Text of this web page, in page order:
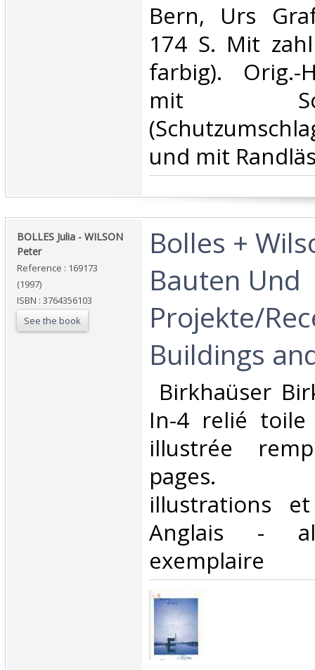
‎Bern, Urs
174 S. Mit
farbig). Orig.-
mit
und mit
‎BOLLES Julia - WILSON
Peter‎
Reference : 169173
(1997)
ISBN : 3764356103
See the book
‎Bolles +
Bauten Und
Projekte/
Buildings
Birkhaüser
In-4 relié toile
illustrée
pages.
illustrations
Anglais -
exemplaire‎